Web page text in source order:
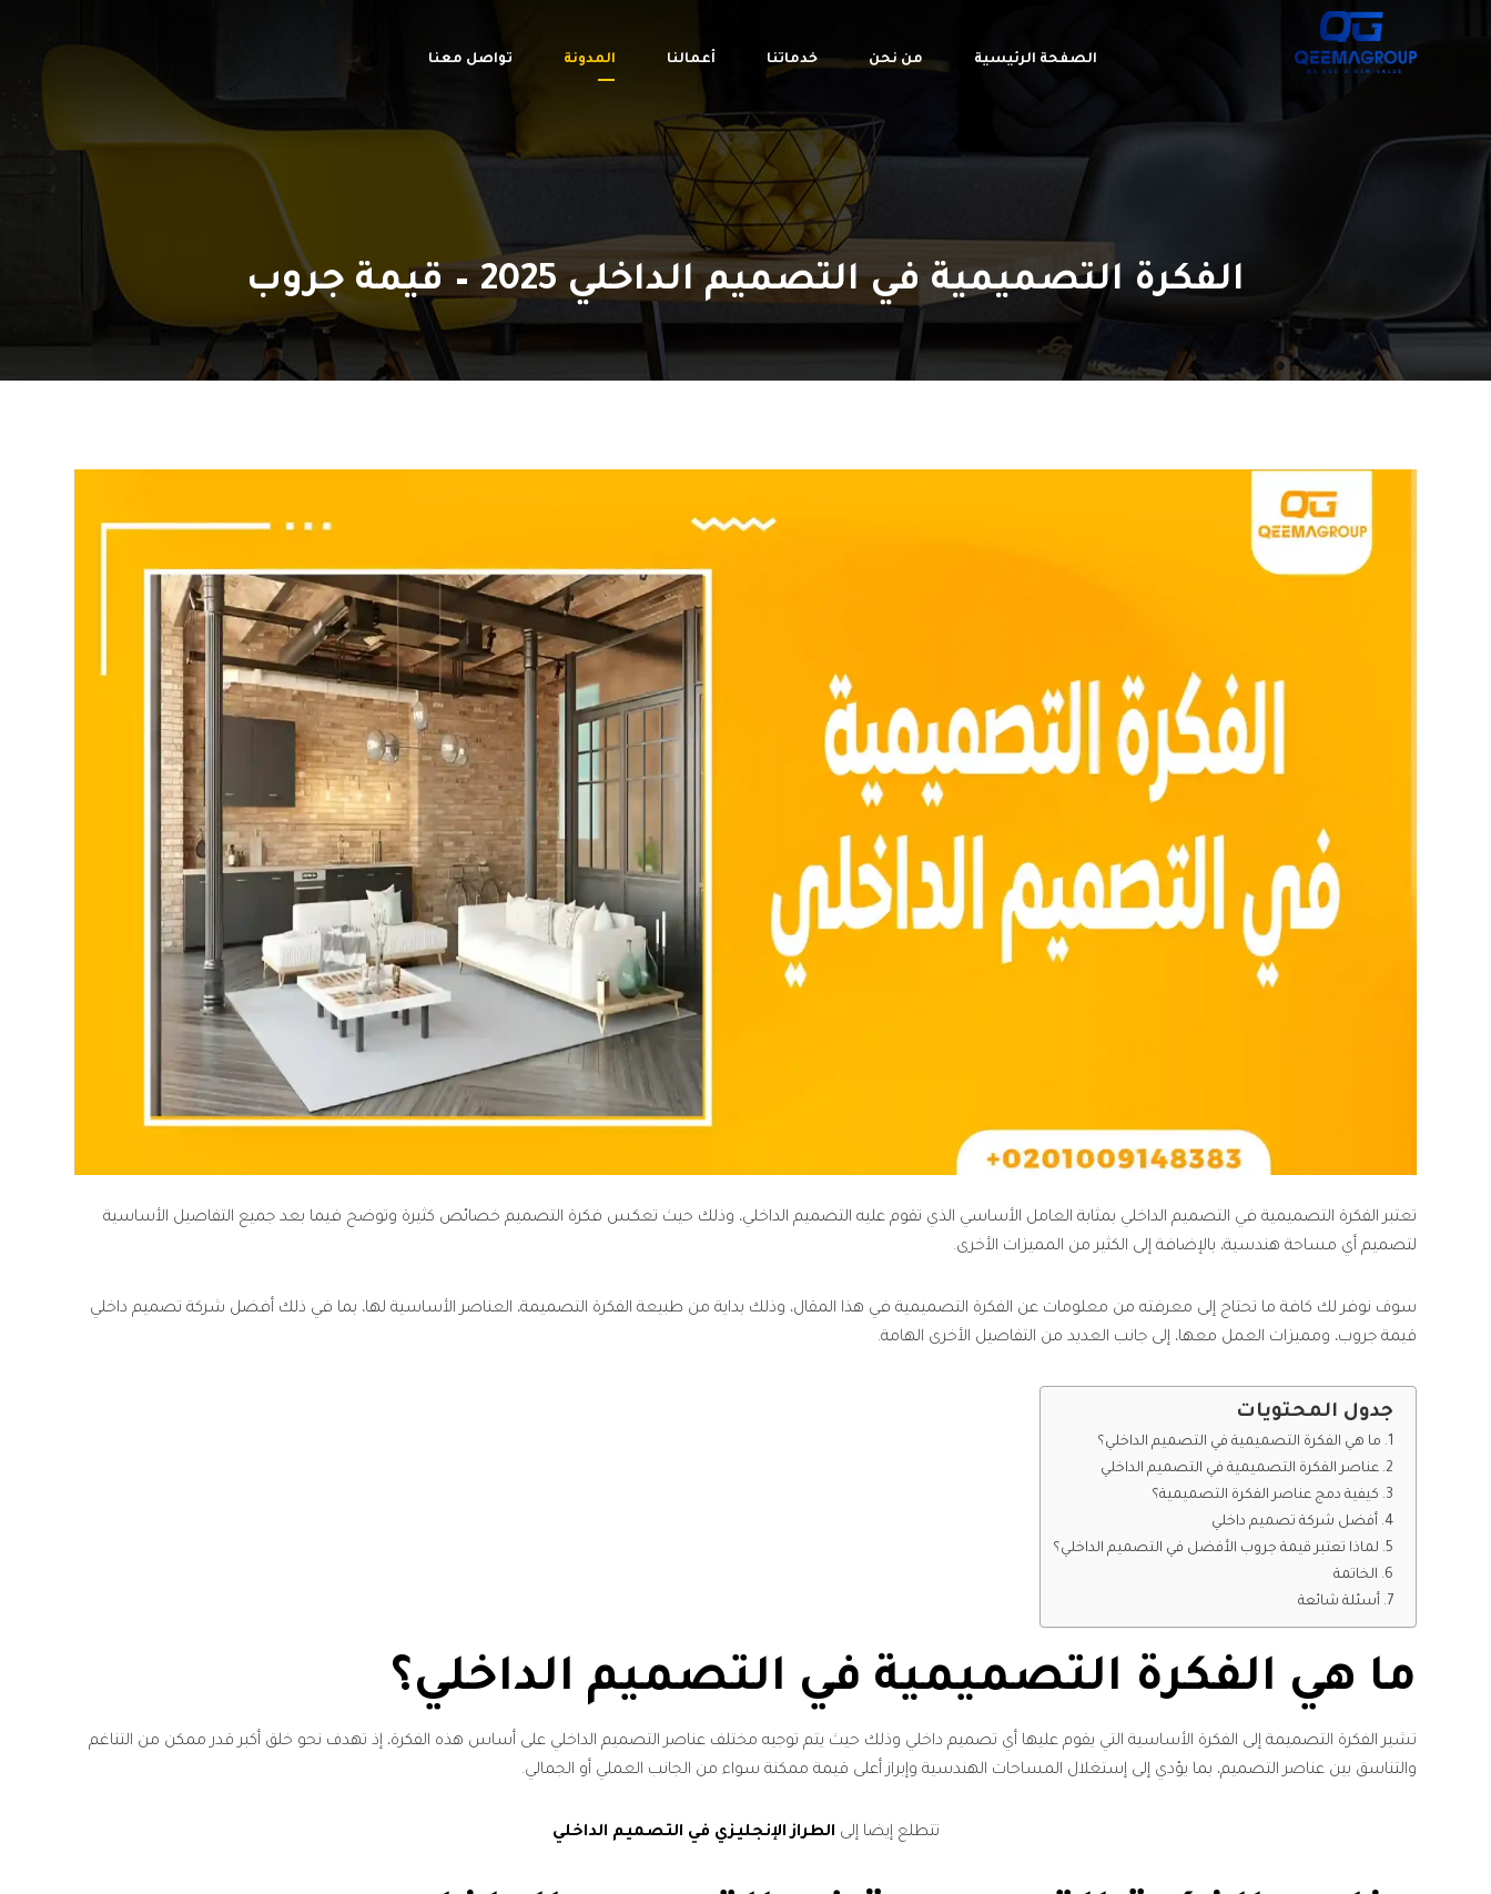
الصفحة الرئيسية من نحن خدماتنا أعمالنا المدونة تواصل معنا
الفكرة التصميمية في التصميم الداخلي 2025 – قيمة جروب
تعتبر الفكرة التصميمية في التصميم الداخلي​ بمثابة العامل الأساسي الذي تقوم عليه التصميم الداخلي، وذلك حيث تعكس فكرة التصميم خصائص كثيرة وتوضح فيما بعد جميع التفاصيل الأساسية
لتصميم أي مساحة هندسية، بالإضافة إلى الكثير من المميزات الأخرى.
سوف نوفر لك كافة ما تحتاج إلى معرفته من معلومات عن الفكرة التصميمية في هذا المقال، وذلك بداية من طبيعة الفكرة التصميمة، العناصر الأساسية لها، بما في ذلك أفضل شركة تصميم داخلي
قيمة جروب، ومميزات العمل معها، إلى جانب العديد من التفاصيل الأخرى الهامة.
جدول المحتويات
ما هي الفكرة التصميمية في التصميم الداخلي؟
عناصر الفكرة التصميمية في التصميم الداخلي
كيفية دمج عناصر الفكرة التصميمية؟
أفضل شركة تصميم داخلي
لماذا تعتبر قيمة جروب الأفضل في التصميم الداخلي؟
الخاتمة
أسئلة شائعة
ما هي الفكرة التصميمية في التصميم الداخلي؟
تشير الفكرة التصميمة إلى الفكرة الأساسية التي يقوم عليها أي تصميم داخلي وذلك حيث يتم توجيه مختلف عناصر التصميم الداخلي على أساس هذه الفكرة، إذ تهدف نحو خلق أكبر قدر ممكن من التناغم
والتناسق بين عناصر التصميم، بما يؤدي إلى إستغلال المساحات الهندسية وإبراز أعلى قيمة ممكنة سواء من الجانب العملي أو الجمالي.
تتطلع إيضا إلى الطراز الإنجليزي في التصميم الداخلي